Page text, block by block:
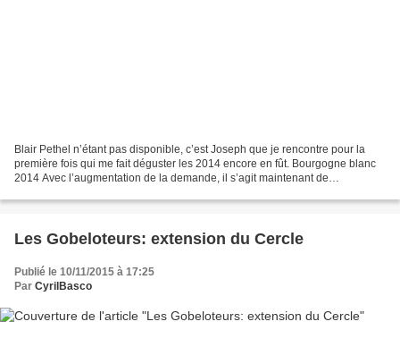
Blair Pethel n’étant pas disponible, c’est Joseph que je rencontre pour la
première fois qui me fait déguster les 2014 encore en fût. Bourgogne blanc
2014 Avec l’augmentation de la demande, il s’agit maintenant de
Les Gobeloteurs: extension du Cercle
Publié le 10/11/2015 à 17:25
Par CyrilBasco